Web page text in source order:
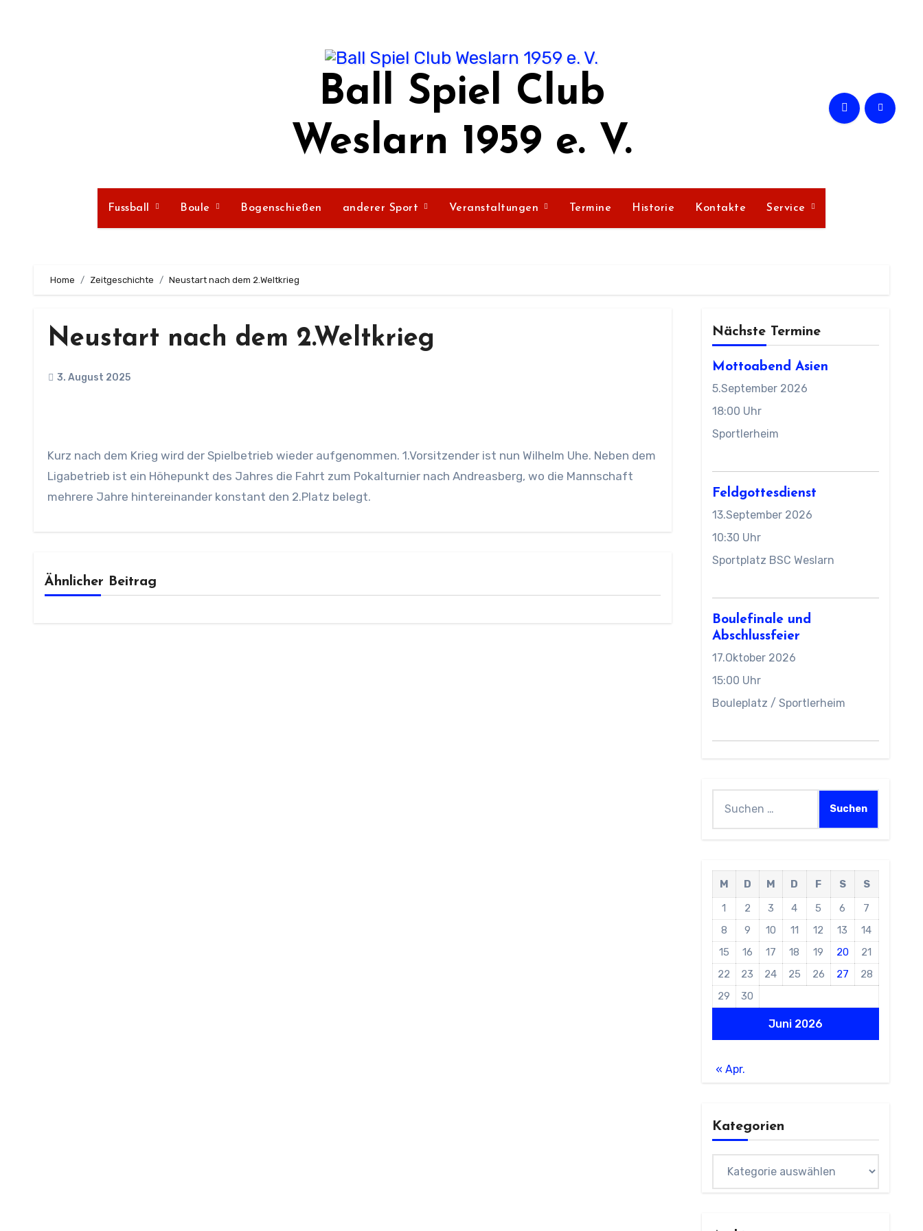
Ball Spiel Club
Weslarn 1959 e. V.
Fussball Boule Bogenschießen anderer Sport Veranstaltungen Termine Historie Kontakte Service
Home Zeitgeschichte Neustart nach dem 2.Weltkrieg
Neustart nach dem 2.Weltkrieg
3. August 2025
Kurz nach dem Krieg wird der Spielbetrieb wieder aufgenommen. 1.Vorsitzender ist nun Wilhelm Uhe. Neben dem
Ligabetrieb ist ein Höhepunkt des Jahres die Fahrt zum Pokalturnier nach Andreasberg, wo die Mannschaft
mehrere Jahre hintereinander konstant den 2.Platz belegt.
Ähnlicher Beitrag
Nächste Termine
Mottoabend Asien
5.September 2026
18:00 Uhr
Sportlerheim
Feldgottesdienst
13.September 2026
10:30 Uhr
Sportplatz BSC Weslarn
Boulefinale und
Abschlussfeier
17.Oktober 2026
15:00 Uhr
Bouleplatz / Sportlerheim
nach:
Juni 2026
M D M D F S
S
1
2 3 4 5 6
7
8
9 10 11 12 13
14
15
16 17 18 19 20
21
22
23 24 25 26 27
28
29
30
« Apr.
Kategorien